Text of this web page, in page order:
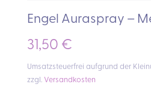
Engel Auraspray –
31,50 €
Umsatzsteuerfrei aufgrund der
zzgl. Versandkosten